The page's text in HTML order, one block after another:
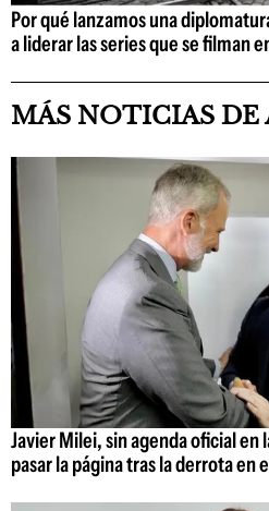
Por qué lanzamos una
a liderar las series que se filman
MÁS NOTICIAS DE
Javier Milei, sin agenda oficial en
pasar la página tras la derrota en